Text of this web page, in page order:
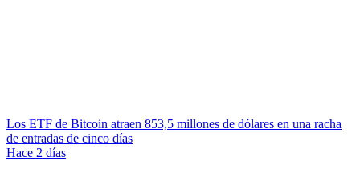
Los ETF de Bitcoin atraen 853,5 millones de dólares en una racha
de entradas de cinco días
Hace 2 días